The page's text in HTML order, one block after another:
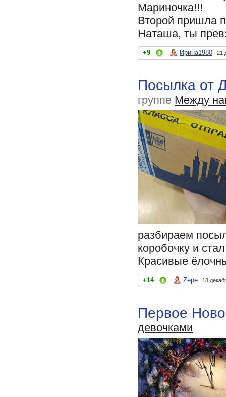
Мариночка!!!
Второй пришла
Наташа, ты
+9 Ирина1980 21
Посылка от
группе Между
разбираем
коробочку и
Красивые
+14 Zepe 18
Первое
девочками